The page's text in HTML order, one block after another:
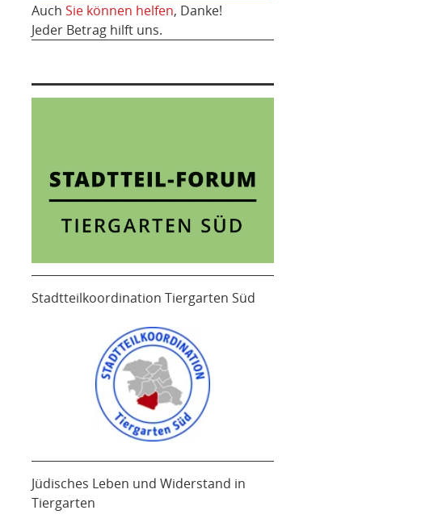
Auch Sie können helfen, Danke!
Jeder Betrag hilft uns.
Stadtteilkoordination Tiergarten Süd
Jüdisches Leben und Widerstand in
Tiergarten